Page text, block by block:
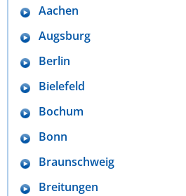
Aachen
Augsburg
Berlin
Bielefeld
Bochum
Bonn
Braunschweig
Breitungen